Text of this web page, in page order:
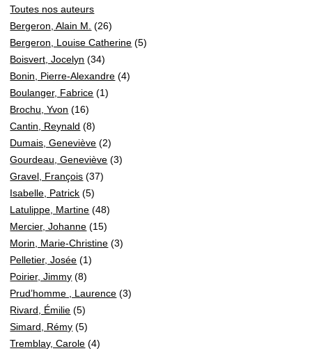
Toutes nos auteurs
Bergeron, Alain M. (26)
Bergeron, Louise Catherine (5)
Boisvert, Jocelyn (34)
Bonin, Pierre-Alexandre (4)
Boulanger, Fabrice (1)
Brochu, Yvon (16)
Cantin, Reynald (8)
Dumais, Geneviève (2)
Gourdeau, Geneviève (3)
Gravel, François (37)
Isabelle, Patrick (5)
Latulippe, Martine (48)
Mercier, Johanne (15)
Morin, Marie-Christine (3)
Pelletier, Josée (1)
Poirier, Jimmy (8)
Prud’homme , Laurence (3)
Rivard, Émilie (5)
Simard, Rémy (5)
Tremblay, Carole (4)